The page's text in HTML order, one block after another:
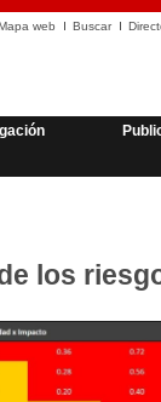
web Buscar
los